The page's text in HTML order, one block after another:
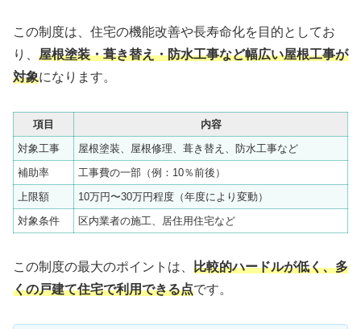
この制度は、住宅の機能改善や長寿命化を目的としてお
り、 屋根塗装・葺き替え・防水工事など幅広い屋根工事が
対象になります。
項目
内容
対象工事
屋根塗装、屋根修理、葺き替え、防水工事など
補助率
工事費の一部（例：10％前後）
上限額
10万円〜30万円程度（年度により変動）
対象条件
区内業者の施工、居住用住宅など
この制度の最大のポイントは、 比較的ハードルが低く、多
くの戸建て住宅で利用できる点です。